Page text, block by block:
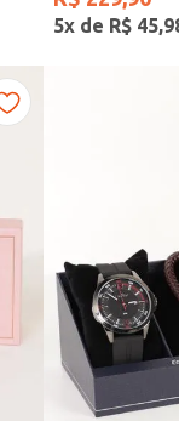
5x de R$ 45,